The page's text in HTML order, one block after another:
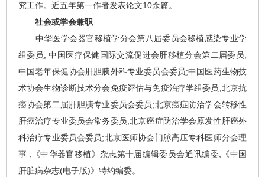
究工作。近五年第一作者发表论文10余篇。
社会或学会兼职
中华医学会器官移植学分会第八届委员会移植感染专业学
组委员; 中国医疗保健国际交流促进会肝移植分会第二届委员;
中国老年保健协会肝胆胰外科专业委员会委员;中国医药生物技
术协会生物诊断技术分会免疫评估与免疫治疗学组委员;北京抗
癌协会第二届肝胆胰专业委员会委员;北京癌症防治学会转移性
肝癌治疗专业委员会常务委员;北京癌症防治学会原发性肝癌外
科治疗专业委员会委员;北京医师协会门脉高压专科医师分会理
事 ;《中华器官移植》杂志第十届编辑委员会通讯编委;《中国
肝脏病杂志(电子版)》特约编委。